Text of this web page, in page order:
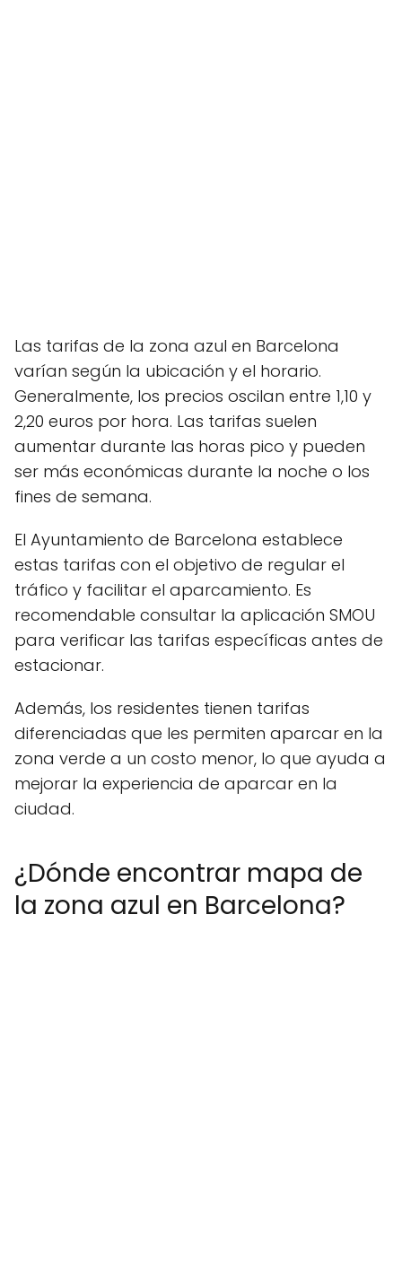
Las tarifas de la zona azul en Barcelona
varían según la ubicación y el horario.
Generalmente, los precios oscilan entre 1,10 y
2,20 euros por hora. Las tarifas suelen
aumentar durante las horas pico y pueden
ser más económicas durante la noche o los
fines de semana.
El Ayuntamiento de Barcelona establece
estas tarifas con el objetivo de regular el
tráfico y facilitar el aparcamiento. Es
recomendable consultar la aplicación SMOU
para verificar las tarifas específicas antes de
estacionar.
Además, los residentes tienen tarifas
diferenciadas que les permiten aparcar en la
zona verde a un costo menor, lo que ayuda a
mejorar la experiencia de aparcar en la
ciudad.
¿Dónde encontrar mapa de
la zona azul en Barcelona?